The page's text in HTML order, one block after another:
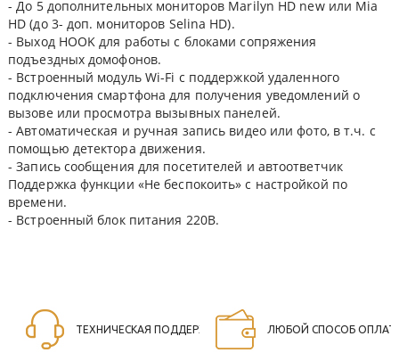
- До 5 дополнительных мониторов Marilyn HD new или Mia
HD (до 3- доп. мониторов Selina HD).
- Выход HOOK для работы с блоками сопряжения
подъездных домофонов.
- Встроенный модуль Wi-Fi с поддержкой удаленного
подключения смартфона для получения уведомлений о
вызове или просмотра вызывных панелей.
- Автоматическая и ручная запись видео или фото, в т.ч. с
помощью детектора движения.
- Запись сообщения для посетителей и автоответчик
Поддержка функции «Не беспокоить» с настройкой по
времени.
- Встроенный блок питания 220В.
ТЕХНИЧЕСКАЯ ПОДДЕРЖКА ЛЮБОЙ СПОСОБ